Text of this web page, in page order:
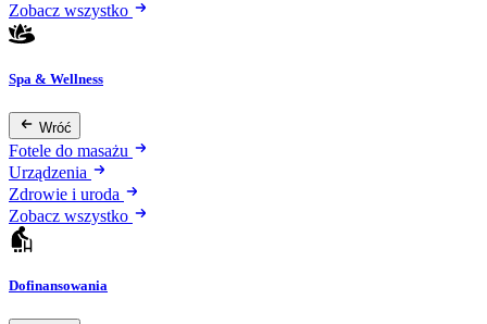
Zobacz wszystko
Spa & Wellness
Wróć
Fotele do masażu
Urządzenia
Zdrowie i uroda
Zobacz wszystko
Dofinansowania